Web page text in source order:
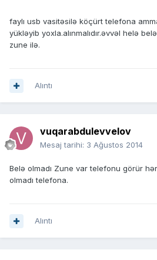
faylı usb vasitəsilə köçürt telefona
yükləyib yoxla.alınmalıdır.əvvəl helə
zune ilə.
Alıntı
vuqarabdulevvelov
Mesaj tarihi: 3 Ağustos 2014
Belə olmadı Zune var telefonu görür
olmadı telefona.
Alıntı